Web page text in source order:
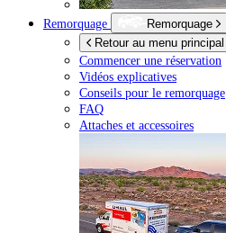
Remorquage
Remorquage
Retour au menu principal
Commencer une réservation
Vidéos explicatives
Conseils pour le remorquage
FAQ
Attaches et accessoires